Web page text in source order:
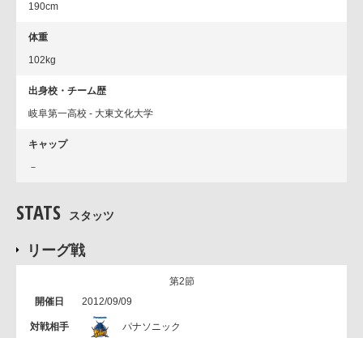
190cm
体重
102kg
出身校・チーム歴
岐阜第一高校 - 大東文化大学
キャップ
－
STATS スタッツ
リーグ戦
第2節
2012/09/09
パナソニック